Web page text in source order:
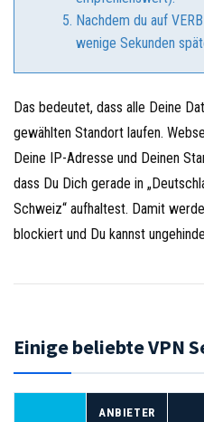
Nachdem du auf
wenige Sekunden
Das bedeutet, dass alle Deine
gewählten Standort laufen.
Deine IP-Adresse und Deinen
dass Du Dich gerade in
Schweiz“ aufhaltest. Damit
blockiert und Du kannst
Einige beliebte VPN
ANBIETER